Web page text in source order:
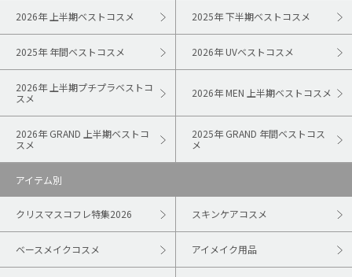
2026年 上半期ベストコスメ 2025年 下半期ベストコスメ
2025年 年間ベストコスメ 2026年 UVベストコスメ
2026年 上半期プチプラベストコ
スメ
2026年 MEN 上半期ベストコスメ
2026年 GRAND 上半期ベストコ
スメ
2025年 GRAND 年間ベストコス
メ
アイテム別
クリスマスコフレ特集2026 スキンケアコスメ
ベースメイクコスメ アイメイク用品